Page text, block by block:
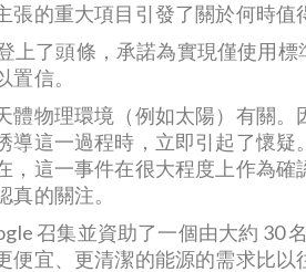
張的重大項目引發了關於何時值
上了頭條，承諾為實現僅使用
信。
體物理環境（例如太陽）有關
導這一過程時，立即引起了懷
，這一事件在很大程度上作為
的關注。
召集並資助了一個由大約
便宜、更清潔的能源的需求比